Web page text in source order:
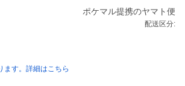
ポケマル提携のヤマト便
配送区分:
す。詳細はこちら